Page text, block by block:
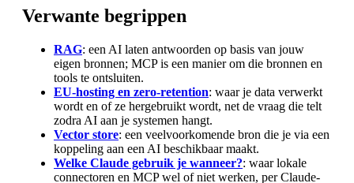
Verwante begrippen
RAG: een AI laten antwoorden op basis van jouw
eigen bronnen; MCP is een manier om die bronnen en
tools te ontsluiten.
EU-hosting en zero-retention: waar je data verwerkt
wordt en of ze hergebruikt wordt, net de vraag die telt
zodra AI aan je systemen hangt.
Vector store: een veelvoorkomende bron die je via een
koppeling aan een AI beschikbaar maakt.
Welke Claude gebruik je wanneer?: waar lokale
connectoren en MCP wel of niet werken, per Claude-